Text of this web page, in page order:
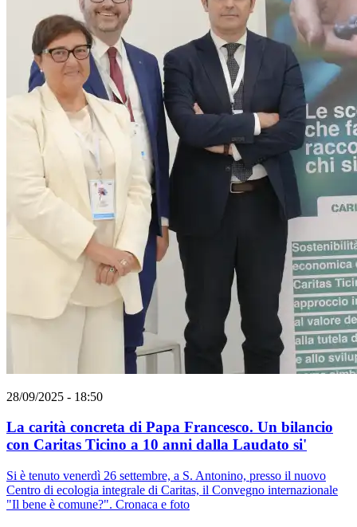
28/09/2025 - 18:50
La carità concreta di Papa Francesco. Un bilancio
con Caritas Ticino a 10 anni dalla Laudato si'
Si è tenuto venerdì 26 settembre, a S. Antonino, presso il nuovo
Centro di ecologia integrale di Caritas, il Convegno internazionale
"Il bene è comune?". Cronaca e foto